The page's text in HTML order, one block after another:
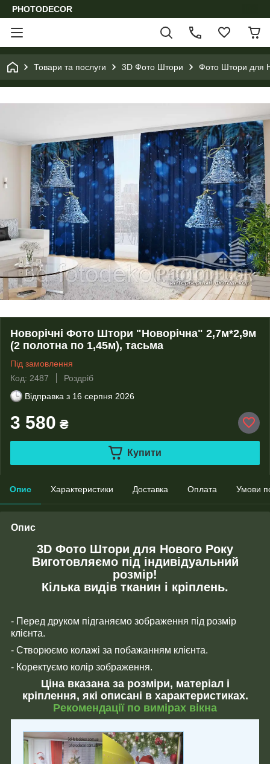
PHOTODECOR
Товари та послуги 3D Фото Штори Фото Штори для
Новорічні Фото Штори "Новорічна" 2,7м*2,9м
(2 полотна по 1,45м), тасьма
Під замовлення
Код: 2487
Роздріб
Відправка з 16 серпня 2026
3 580 ₴
Купити
Опис Характеристики Доставка Оплата Умови
Опис
3D Фото Штори для Нового Року
Виготовляємо під індивідуальний
розмір!
Кілька видів тканин і кріплень.
- Перед друком підганяємо зображення під розмір
клієнта.
- Створюємо колажі за побажанням клієнта.
- Коректуємо колір зображення.
Ціна вказана за розміри, матеріал і
кріплення, які описані в характеристиках.
Рекомендації по вимірах вікна